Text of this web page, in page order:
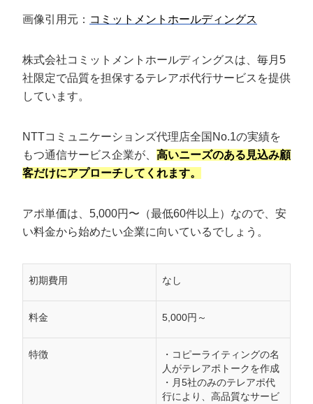
画像引用元： コミットメントホールディングス
株式会社コミットメントホールディングスは、毎月5
社限定で品質を担保するテレアポ代行サービスを提供
しています。
NTTコミュニケーションズ代理店全国No.1の実績を
もつ通信サービス企業が、 高いニーズのある見込み顧
客だけにアプローチしてくれます。
アポ単価は、5,000円〜（最低60件以上）なので、安
い料金から始めたい企業に向いているでしょう。
初期費用 なし
料金 5,000円～
特徴
・コピーライティングの名
人がテレアポトークを作成
・月5社のみのテレアポ代
行により、高品質なサービ